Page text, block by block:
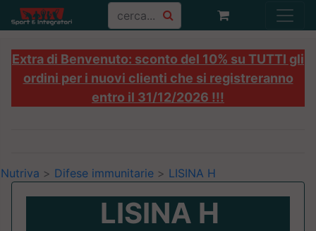
Extra di Benvenuto: sconto del 10% su TUTTI gli
ordini per i nuovi clienti che si registreranno
entro il 31/12/2026 !!!
Nutriva > Difese immunitarie > LISINA H
LISINA H